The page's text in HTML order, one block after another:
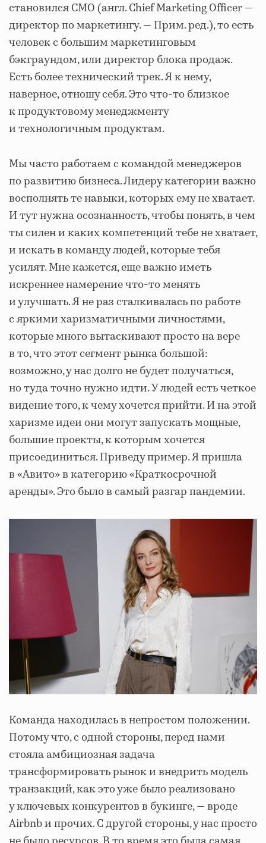
становился CMO (англ. Chief Marketing Officer —
директор по маркетингу. — Прим. ред.), то есть
человек с большим маркетинговым
бэкграундом, или директор блока продаж.
Есть более технический трек. Я к нему,
наверное, отношу себя. Это что-то близкое
к продуктовому менеджменту
и технологичным продуктам.
Мы часто работаем с командой менеджеров
по развитию бизнеса. Лидеру категории важно
восполнять те навыки, которых ему не хватает.
И тут нужна осознанность, чтобы понять, в чем
ты силен и каких компетенций тебе не хватает,
и искать в команду людей, которые тебя
усилят. Мне кажется, еще важно иметь
искреннее намерение что-то менять
и улучшать. Я не раз сталкивалась по работе
с яркими харизматичными личностями,
которые много вытаскивают просто на вере
в то, что этот сегмент рынка большой:
возможно, у нас долго не будет получаться,
но туда точно нужно идти. У людей есть четкое
видение того, к чему хочется прийти. И на этой
харизме идеи они могут запускать мощные,
большие проекты, к которым хочется
присоединиться. Приведу пример. Я пришла
в «Авито» в категорию «Краткосрочной
аренды». Это было в самый разгар пандемии.
Команда находилась в непростом положении.
Потому что, с одной стороны, перед нами
стояла амбициозная задача
трансформировать рынок и внедрить модель
транзакций, как это уже было реализовано
у ключевых конкурентов в букинге, — вроде
Airbnb и прочих. С другой стороны, у нас просто